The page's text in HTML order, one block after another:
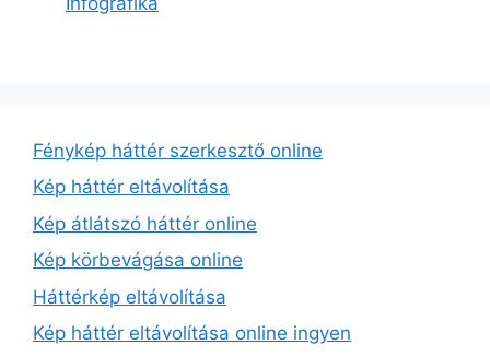
Fénykép háttér szerkesztő online
Kép háttér eltávolítása
Kép átlátszó háttér online
Kép körbevágása online
Háttérkép eltávolítása
Kép háttér eltávolítása online ingyen